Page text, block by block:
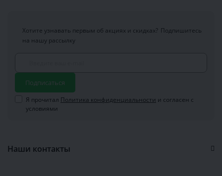
Хотите узнавать первым об акциях и скидках? Подпишитесь
на нашу рассылку
Подписаться
Я прочитал Политика конфиденциальности и согласен с
условиями
Наши контакты